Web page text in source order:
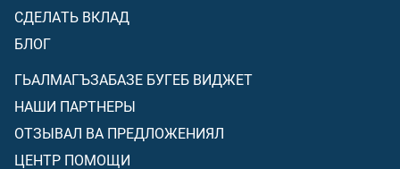
СДЕЛАТЬ ВКЛАД
БЛОГ
ГЬАЛМАГЪЗАБАЗЕ БУГЕБ ВИДЖЕТ
НАШИ ПАРТНЕРЫ
ОТЗЫВАЛ ВА ПРЕДЛОЖЕНИЯЛ
ЦЕНТР ПОМОЩИ